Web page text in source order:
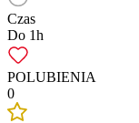
Czas
Do 1h
POLUBIENIA
0